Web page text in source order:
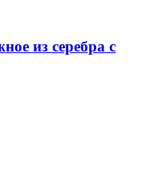
из серебра с